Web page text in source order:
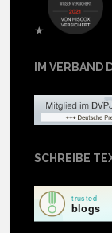
★
IM VERBAND
SCHREIBE